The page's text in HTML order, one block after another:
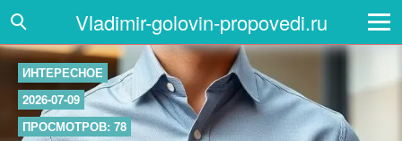
Vladimir-golovin-propovedi.ru
ИНТЕРЕСНОЕ
2026-07-09
ПРОСМОТРОВ: 78